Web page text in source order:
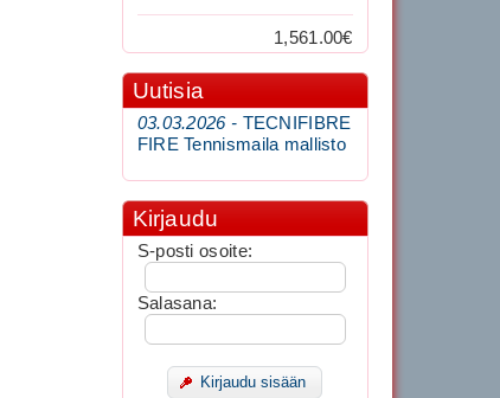
1,561.00€
Uutisia
03.03.2026 - TECNIFIBRE
FIRE Tennismaila mallisto
Kirjaudu
S-posti osoite:
Salasana:
Kirjaudu sisään